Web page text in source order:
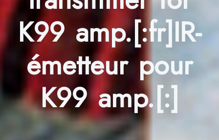
K99 amp.[:fr]IR-
émetteur pour
K99 amp.[:]